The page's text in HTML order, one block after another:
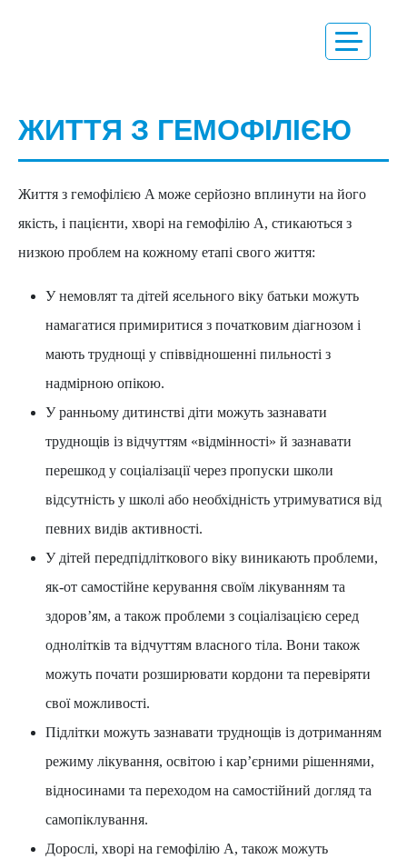
ГЕМОФІЛІЇ
ГЕМОФІЛІЇ
УСКЛАДНЕННЯ
ГЕМОФІЛІЇ
ЖИТТЯ З
ПОСИЛАННЯ
НА ІНШІ РЕСУРСИ
КАРТА МЕДИЧНИХ ЗАКЛАДІВ
ЖИТТЯ З ГЕМОФІЛІЄЮ
Життя з гемофілією A може серйозно вплинути на його
якість, і пацієнти, хворі на гемофілію A, стикаються з
низкою проблем на кожному етапі свого життя:
У немовлят та дітей ясельного віку батьки можуть
намагатися примиритися з початковим діагнозом і
мають труднощі у співвідношенні пильності з
надмірною опікою.
У ранньому дитинстві діти можуть зазнавати
труднощів із відчуттям «відмінності» й зазнавати
перешкод у соціалізації через пропуски школи
відсутність у школі або необхідність утримуватися від
певних видів активності.
У дітей передпідліткового віку виникають проблеми,
як-от самостійне керування своїм лікуванням та
здоров’ям, а також проблеми з соціалізацією серед
однолітків та відчуттям власного тіла. Вони також
можуть почати розширювати кордони та перевіряти
свої можливості.
Підлітки можуть зазнавати труднощів із дотриманням
режиму лікування, освітою і кар’єрними рішеннями,
відносинами та переходом на самостійний догляд та
самопіклування.
Дорослі, хворі на гемофілію A, також можуть